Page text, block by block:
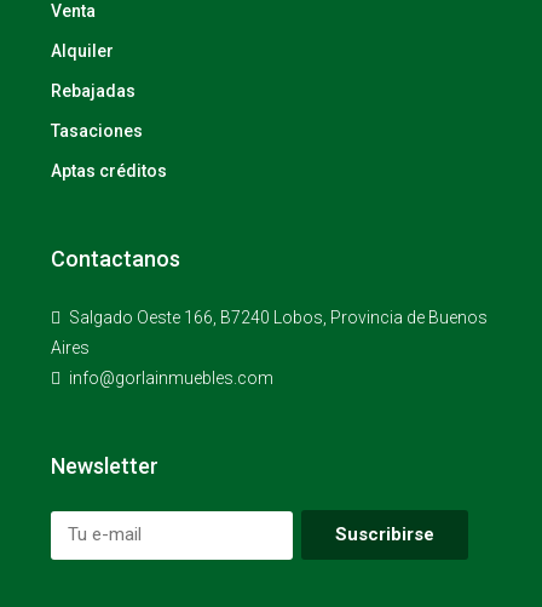
Venta
Alquiler
Rebajadas
Tasaciones
Aptas créditos
Contactanos
Salgado Oeste 166, B7240 Lobos, Provincia de Buenos
Aires
info@gorlainmuebles.com
Newsletter